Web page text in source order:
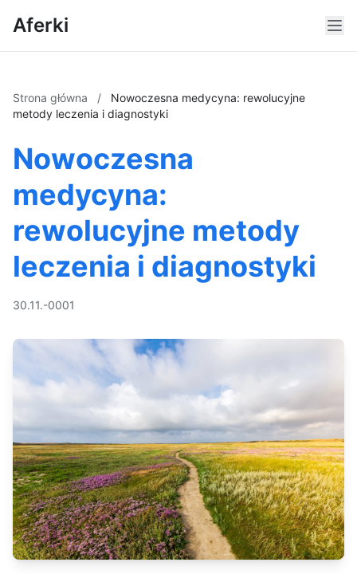
Aferki
Strona główna /
Nowoczesna medycyna: rewolucyjne
metody leczenia i diagnostyki
Nowoczesna
medycyna:
rewolucyjne metody
leczenia i diagnostyki
30.11.-0001